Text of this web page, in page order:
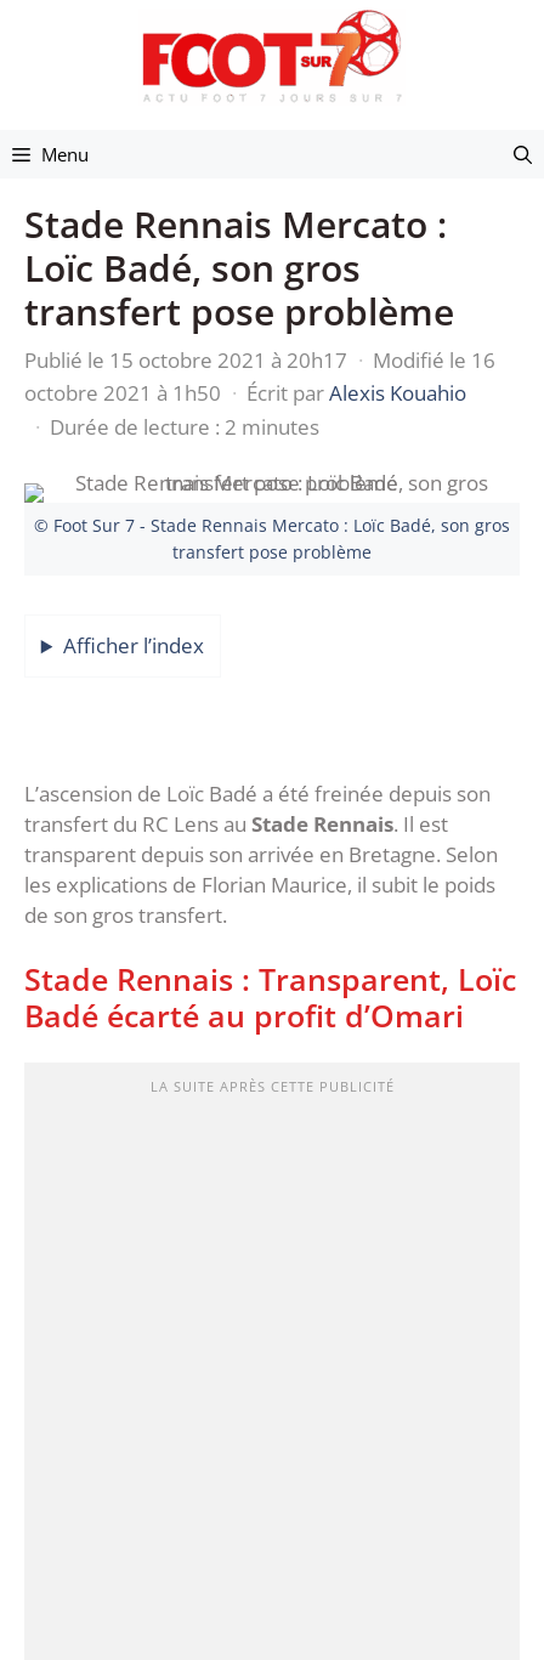
Menu
Stade Rennais Mercato :
Loïc Badé, son gros
transfert pose problème
Publié le 15 octobre 2021 à 20h17 · Modifié le 16
octobre 2021 à 1h50 · Écrit parAlexis Kouahio
· Durée de lecture : 2 minutes
© Foot Sur 7 - Stade Rennais Mercato : Loïc Badé, son gros
transfert pose problème
Afficher l’index
L’ascension de Loïc Badé a été freinée depuis son
transfert du RC Lens au Stade Rennais. Il est
transparent depuis son arrivée en Bretagne. Selon
les explications de Florian Maurice, il subit le poids
de son gros transfert.
Stade Rennais : Transparent, Loïc
Badé écarté au profit d’Omari
LA SUITE APRÈS CETTE PUBLICITÉ